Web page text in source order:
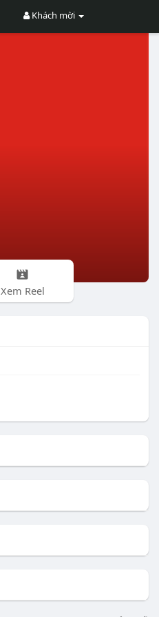
Khách mời
Xem Reel